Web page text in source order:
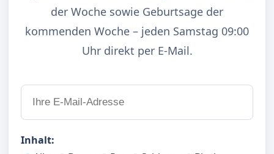
der Woche sowie Geburtsage der
kommenden Woche – jeden Samstag 09:00
Uhr direkt per E-Mail.
Inhalt: